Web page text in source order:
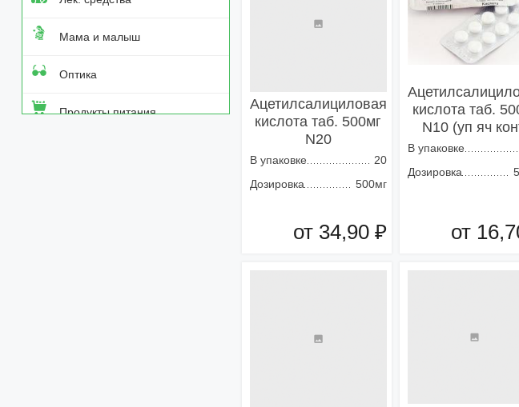
Мама и малыш
Оптика
Продукты питания
Ацетилсалициловая
кислота таб. 500мг
N20
В упаковке
20
Дозировка
500мг
от 34,90 ₽
кислота таб.
N10 (уп яч
В упаковке
Дозировка
от